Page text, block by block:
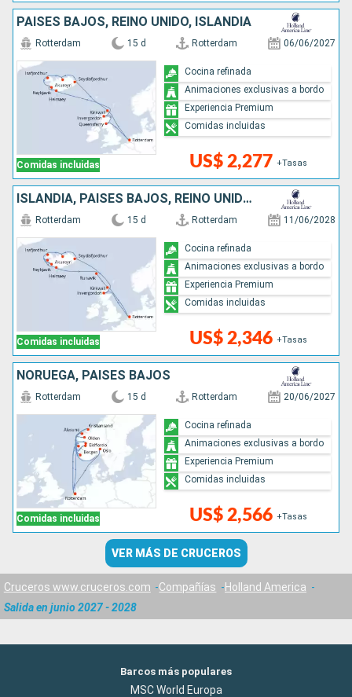
PAISES BAJOS, REINO UNIDO, ISLANDIA
Comidas incluidas
Rotterdam 15 d Rotterdam 06/06/2027
US$ 2,277 +Tasas
Cocina refinada
Animaciones exclusivas a bordo
Experiencia Premium
Comidas incluidas
ISLANDIA, PAISES BAJOS, REINO UNIDO, DINAMARCA
Comidas incluidas
Rotterdam 15 d Rotterdam 11/06/2028
US$ 2,346 +Tasas
Cocina refinada
Animaciones exclusivas a bordo
Experiencia Premium
Comidas incluidas
NORUEGA, PAISES BAJOS
Comidas incluidas
Rotterdam 15 d Rotterdam 20/06/2027
US$ 2,566 +Tasas
Cocina refinada
Animaciones exclusivas a bordo
Experiencia Premium
Comidas incluidas
VER MÁS DE CRUCEROS
Cruceros www.cruceros.com Compañías
Holland America
Salida en junio 2027 - 2028
Barcos más populares
MSC World Europa